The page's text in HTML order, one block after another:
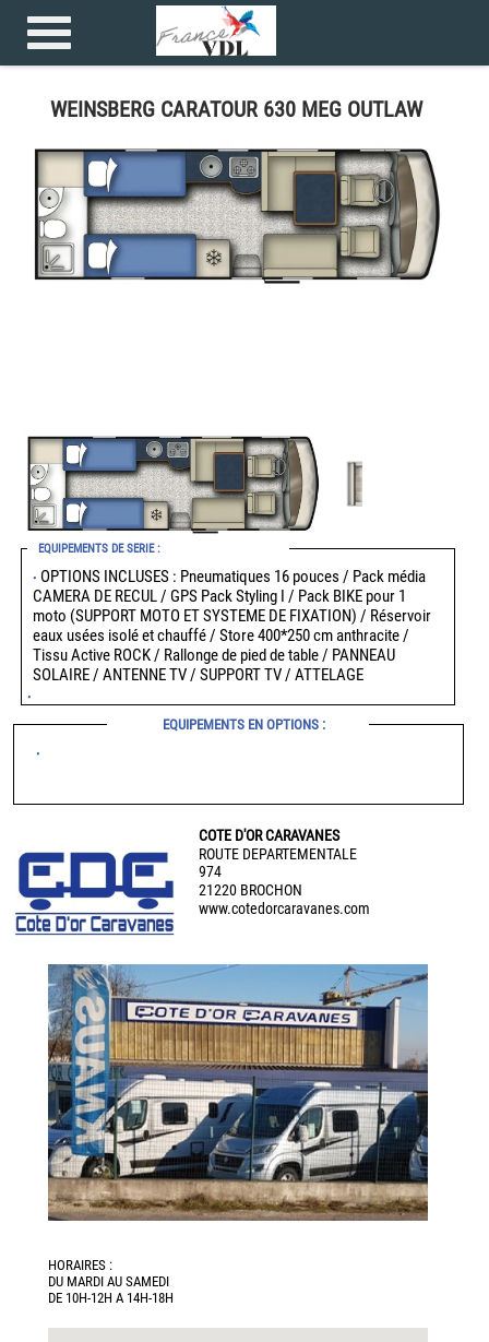
Accueil>Camping car >WEINSBERG CARATOUR 630 MEG OUTLAW
WEINSBERG CARATOUR 630 MEG OUTLAW
EQUIPEMENTS DE SERIE :
• OPTIONS INCLUSES : Pneumatiques 16 pouces / Pack média
CAMERA DE RECUL / GPS Pack Styling I / Pack BIKE pour 1
moto (SUPPORT MOTO ET SYSTEME DE FIXATION) / Réservoir
eaux usées isolé et chauffé / Store 400*250 cm anthracite /
Tissu Active ROCK / Rallonge de pied de table / PANNEAU
SOLAIRE / ANTENNE TV / SUPPORT TV / ATTELAGE
•
EQUIPEMENTS EN OPTIONS :
•
COTE D'OR CARAVANES
ROUTE DEPARTEMENTALE
974
21220 BROCHON
www.cotedorcaravanes.com
HORAIRES :
DU MARDI AU SAMEDI
DE 10H-12H A 14H-18H